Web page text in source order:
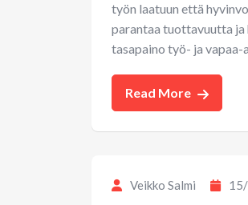
työn laatuun että
parantaa tuottavuutta ja
tasapaino työ- ja vapaa-
Read More
Veikko Salmi